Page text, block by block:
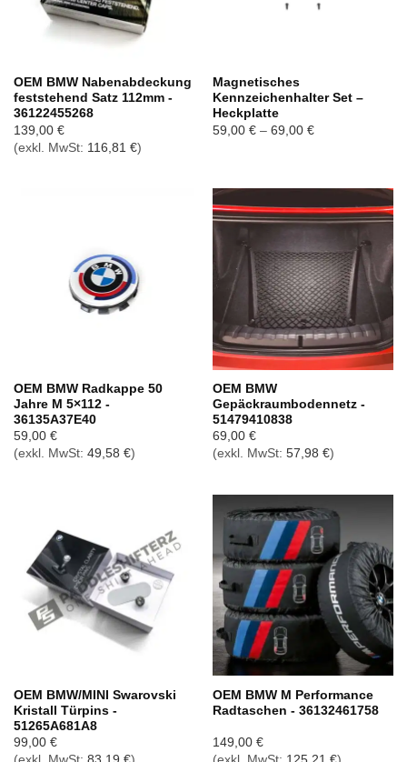
OEM BMW Nabenabdeckung
feststehend Satz 112mm -
36122455268
139,00 €
(exkl. MwSt: 116,81 €)
Magnetisches
Kennzeichenhalter Set –
Heckplatte
59,00 € – 69,00 €Preisspanne:
OEM BMW Radkappe 50
Jahre M 5×112 -
36135A37E40
59,00 €
(exkl. MwSt: 49,58 €)
OEM BMW
Gepäckraumbodennetz -
51479410838
69,00 €
(exkl. MwSt: 57,98 €)
OEM BMW/MINI Swarovski
Kristall Türpins -
51265A681A8
99,00 €
OEM BMW M Performance
Radtaschen - 36132461758
149,00 €